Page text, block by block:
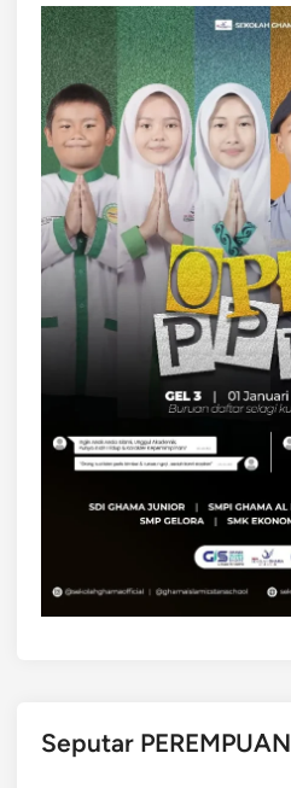
Seputar PEREMPUAN